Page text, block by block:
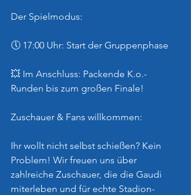
Der Spielmodus:
🕔 17:00 Uhr: Start der Gruppenphase
💥 Im Anschluss: Packende K.o.-
Runden bis zum großen Finale!
Zuschauer & Fans willkommen:
Ihr wollt nicht selbst schießen? Kein
Problem! Wir freuen uns über
zahlreiche Zuschauer, die die Gaudi
miterleben und für echte Stadion-